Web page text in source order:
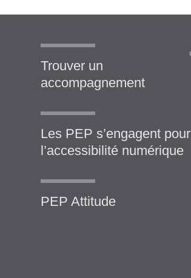
Trouver un
accompagnement
Les PEP s’engagent pour
l’accessibilité numérique
PEP Attitude